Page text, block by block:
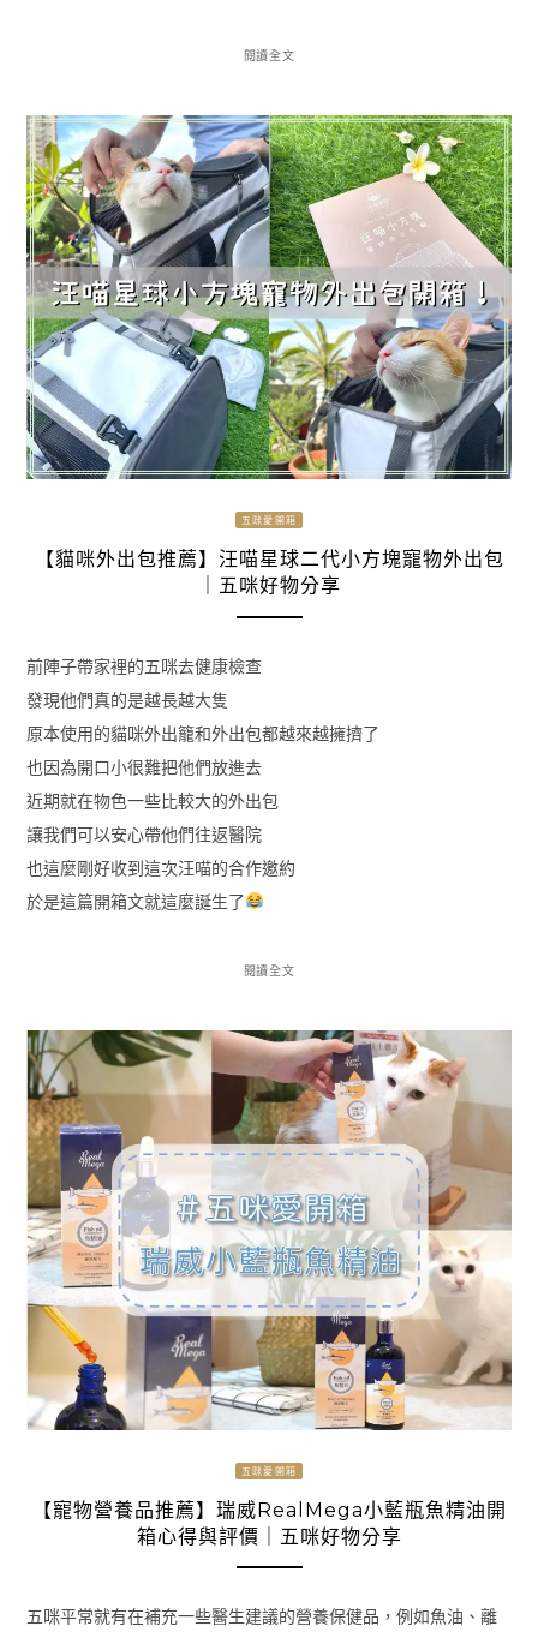
閱讀全文
五咪愛開箱
【貓咪外出包推薦】汪喵星球二代小方塊寵物外出包
｜五咪好物分享
前陣子帶家裡的五咪去健康檢查
發現他們真的是越長越大隻
原本使用的貓咪外出籠和外出包都越來越擁擠了
也因為開口小很難把他們放進去
近期就在物色一些比較大的外出包
讓我們可以安心帶他們往返醫院
也這麼剛好收到這次汪喵的合作邀約
於是這篇開箱文就這麼誕生了
閱讀全文
五咪愛開箱
【寵物營養品推薦】瑞威RealMega小藍瓶魚精油開
箱心得與評價｜五咪好物分享
五咪平常就有在補充一些醫生建議的營養保健品，例如魚油、離